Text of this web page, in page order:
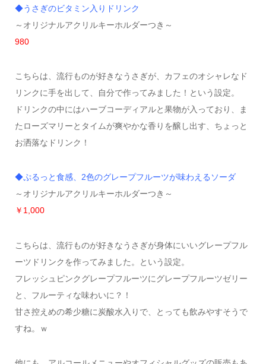
◆うさぎのビタミン入りドリンク
～オリジナルアクリルキーホルダーつき～
980
こちらは、流行ものが好きなうさぎが、カフェのオシャレなド
リンクに手を出して、自分で作ってみました！という設定。
ドリンクの中にはハーブコーディアルと果物が入っており、ま
たローズマリーとタイムが爽やかな香りを醸し出す、ちょっと
お洒落なドリンク！
◆ぷるっと食感、2色のグレープフルーツが味わえるソーダ
～オリジナルアクリルキーホルダーつき～
￥1,000
こちらは、流行ものが好きなうさぎが身体にいいグレープフル
ーツドリンクを作ってみました。という設定。
フレッシュピンクグレープフルーツにグレープフルーツゼリー
と、フルーティな味わいに？！
甘さ控えめの希少糖に炭酸水入りで、とっても飲みやすそうで
すね。ｗ